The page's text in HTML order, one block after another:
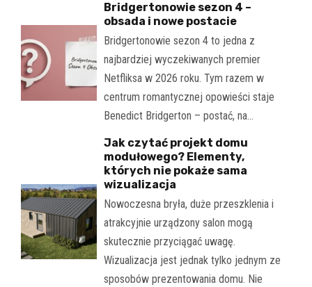
Bridgertonowie sezon 4 –
obsada i nowe postacie
Bridgertonowie sezon 4 to jedna z
najbardziej wyczekiwanych premier
Netfliksa w 2026 roku. Tym razem w
centrum romantycznej opowieści staje
Benedict Bridgerton – postać, na…
Jak czytać projekt domu
modułowego? Elementy,
których nie pokaże sama
wizualizacja
Nowoczesna bryła, duże przeszklenia i
atrakcyjnie urządzony salon mogą
skutecznie przyciągać uwagę.
Wizualizacja jest jednak tylko jednym ze
sposobów prezentowania domu. Nie